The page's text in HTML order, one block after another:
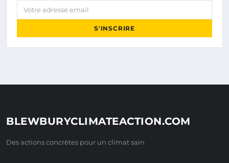
Votre adresse email
S'INSCRIRE
BLEWBURYCLIMATEACTION.COM
Des actions concrètes pour un climat sain